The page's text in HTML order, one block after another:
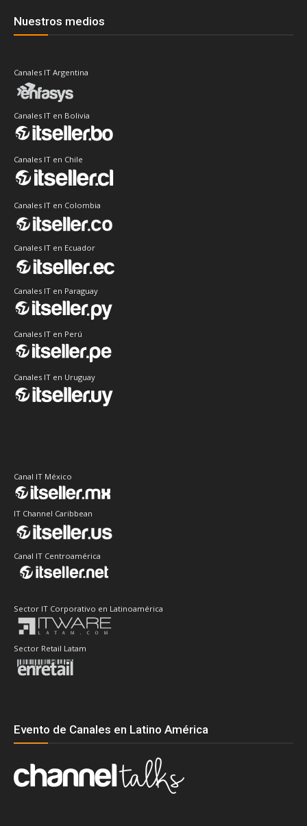
Nuestros medios
Canales IT Argentina
Canales IT en Bolivia
Canales IT en Chile
Canales IT en Colombia
Canales IT en Ecuador
Canales IT en Paraguay
Canales IT en Perú
Canales IT en Uruguay
Canal IT México
IT Channel Caribbean
Canal IT Centroamérica
Sector IT Corporativo en Latinoamérica
Sector Retail Latam
Evento de Canales en Latino América